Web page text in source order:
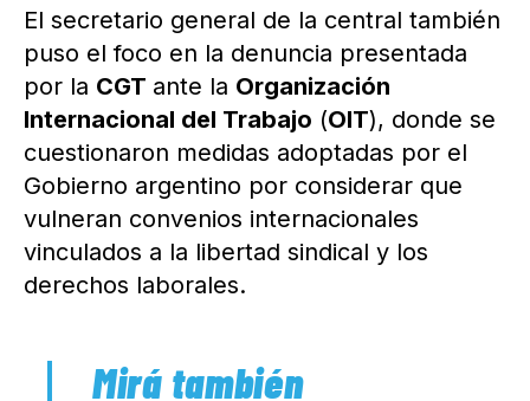
El secretario general de la central también
puso el foco en la denuncia presentada
por la CGT ante la Organización
Internacional del Trabajo (OIT), donde se
cuestionaron medidas adoptadas por el
Gobierno argentino por considerar que
vulneran convenios internacionales
vinculados a la libertad sindical y los
derechos laborales.